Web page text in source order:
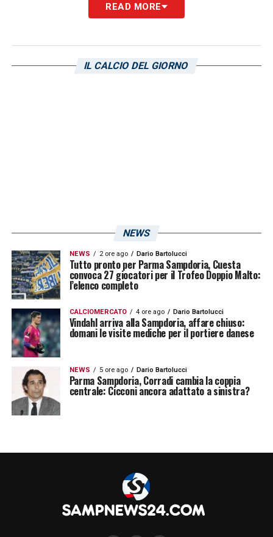
«La situazione è preoccupante, quando si
la Sampdoria, si nota che continuano a
portare la Sampdoria a certi livelli e
competenze zero, comunicazione zero».
Bonetti ed il monito per il futuro
della Sampdoria
L’ex blucerchiato conclude evidenziando che
Sampdoria rischia di perdere identità e
rapporto con i tifosi. Bonetti invita a
valorizzare le persone con esperienza e a
dare continuità al club e stabilità alla
LEGGI L’INTERVISTA ESCLUSIVA A
READ MORE
IL CALCIO DEL GIORNO
NEWS
NEWS 2 ore ago Dario Bartolucci
Tutto pronto per Parma Sampdoria, Cuesta
convoca 27 giocatori per il Trofeo Doppio Malto:
l’elenco completo
CALCIOMERCATO 4 ore ago Dario Bartolucci
Vindahl arriva alla Sampdoria, affare chiuso:
domani le visite mediche per il portiere danese
NEWS 5 ore ago Dario Bartolucci
Parma Sampdoria, Corradi cambia la coppia
centrale: Cicconi ancora adattato a sinistra?